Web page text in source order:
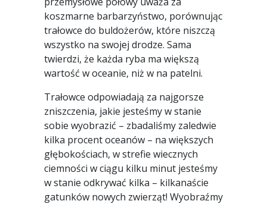
koszmarne barbarzyństwo, porównując
trałowce do buldożerów, które niszczą
wszystko na swojej drodze. Sama
twierdzi, że każda ryba ma większą
wartość w oceanie, niż w na patelni.
Trałowce odpowiadają za najgorsze
zniszczenia, jakie jesteśmy w stanie
sobie wyobrazić – zbadaliśmy zaledwie
kilka procent oceanów – na większych
głębokościach, w strefie wiecznych
ciemności w ciągu kilku minut jesteśmy
w stanie odkrywać kilka – kilkanaście
gatunków nowych zwierząt! Wyobraźmy